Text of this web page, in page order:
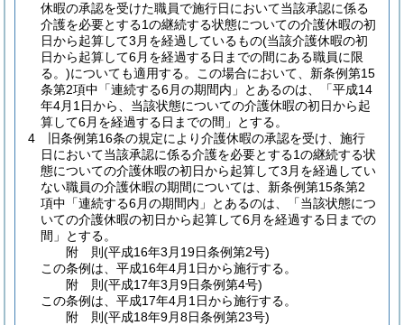
休暇の承認を受けた職員で施行日において当該承認に係る
介護を必要とする1の継続する状態についての介護休暇の初
日から起算して3月を経過しているもの(当該介護休暇の初
日から起算して6月を経過する日までの間にある職員に限
る。)についても適用する。
この場合において、新条例第15
条第2項中「連続する6月の期間内」とあるのは、「平成14
年4月1日から、当該状態についての介護休暇の初日から起
算して6月を経過する日までの間」とする。
4
旧条例第16条の規定により介護休暇の承認を受け、施行
日において当該承認に係る介護を必要とする1の継続する状
態についての介護休暇の初日から起算して3月を経過してい
ない職員の介護休暇の期間については、新条例第15条第2
項中「連続する6月の期間内」とあるのは、「当該状態につ
いての介護休暇の初日から起算して6月を経過する日までの
間」とする。
附 則(平成16年3月19日条例第2号)
この条例は、平成16年4月1日から施行する。
附 則(平成17年3月9日条例第4号)
この条例は、平成17年4月1日から施行する。
附 則(平成18年9月8日条例第23号)